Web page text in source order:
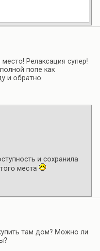
Релаксация супер!
попе как
и обратно.
и сохранила
места
там дом? Можно ли